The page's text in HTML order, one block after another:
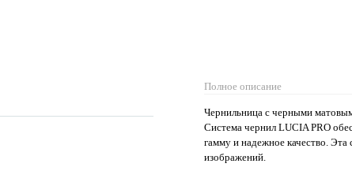
Полное описание
Чернильница с черными
Система чернил LUCIA PRO
гамму и надежное качество.
изображений.